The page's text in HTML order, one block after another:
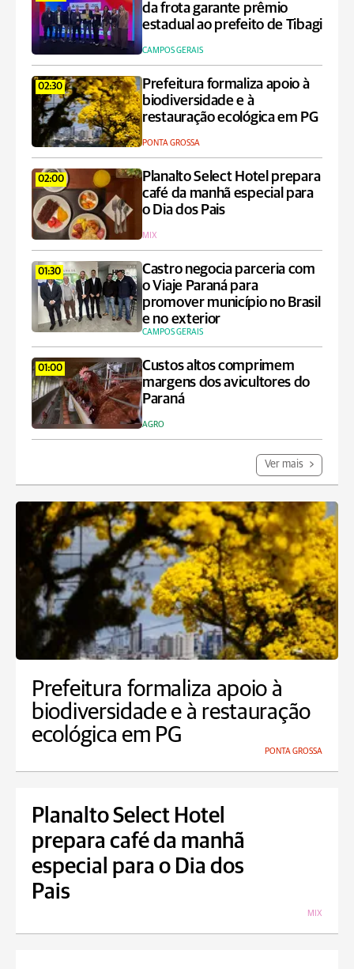
da frota garante prêmio
estadual ao prefeito de Tibagi
CAMPOS GERAIS
02:30
Prefeitura formaliza apoio à
biodiversidade e à
restauração ecológica em PG
PONTA GROSSA
02:00
Planalto Select Hotel prepara
café da manhã especial para
o Dia dos Pais
MIX
01:30
Castro negocia parceria com
o Viaje Paraná para
promover município no Brasil
e no exterior
CAMPOS GERAIS
01:00
Custos altos comprimem
margens dos avicultores do
Paraná
AGRO
Ver mais
Prefeitura formaliza apoio à
biodiversidade e à restauração
ecológica em PG
PONTA GROSSA
Planalto Select Hotel
prepara café da manhã
especial para o Dia dos
Pais
MIX